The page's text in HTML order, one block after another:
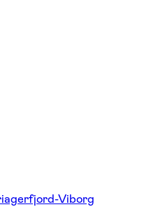
Viborg